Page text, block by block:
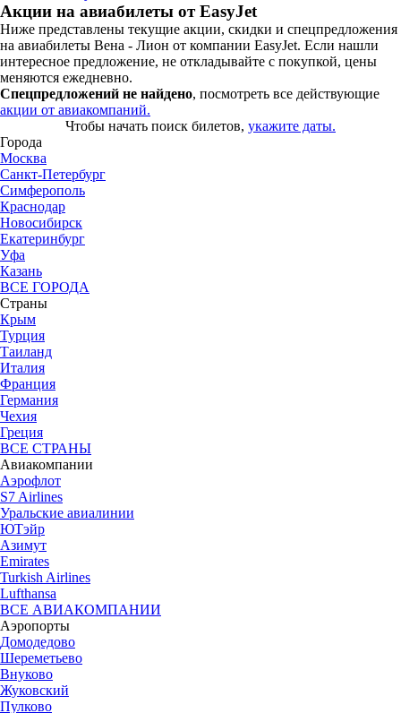
Акции на авиабилеты от EasyJet
Ниже представлены текущие акции, скидки и спецпредложения
на авиабилеты Вена - Лион от компании EasyJet. Если нашли
интересное предложение, не откладывайте с покупкой, цены
меняются ежедневно.
Спецпредложений не найдено, посмотреть все действующие
акции от авиакомпаний.
Чтобы начать поиск билетов, укажите даты.
Города
Москва
Санкт-Петербург
Симферополь
Краснодар
Новосибирск
Екатеринбург
Уфа
Казань
ВСЕ ГОРОДА
Страны
Крым
Турция
Таиланд
Италия
Франция
Германия
Чехия
Греция
ВСЕ СТРАНЫ
Авиакомпании
Аэрофлот
S7 Airlines
Уральские авиалинии
ЮТэйр
Азимут
Emirates
Turkish Airlines
Lufthansa
ВСЕ АВИАКОМПАНИИ
Аэропорты
Домодедово
Шереметьево
Внуково
Жуковский
Пулково